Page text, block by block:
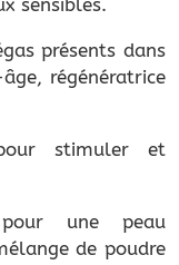
sensibles.
présents dans
régénératrice
stimuler et
une peau
de poudre